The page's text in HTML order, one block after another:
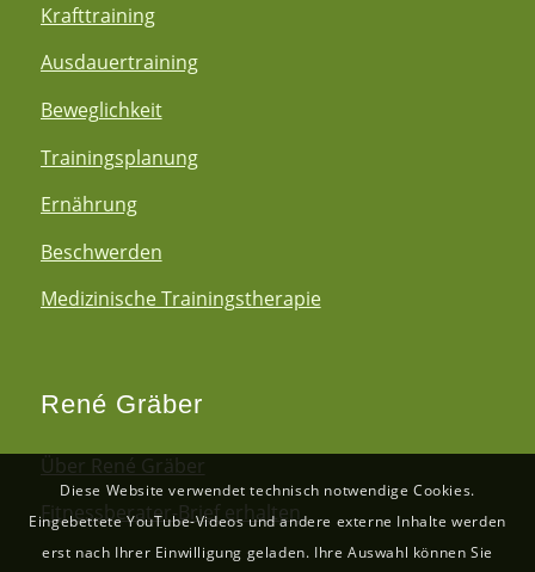
Krafttraining
Ausdauertraining
Beweglichkeit
Trainingsplanung
Ernährung
Beschwerden
Medizinische Trainingstherapie
René Gräber
Über René Gräber
Fitnessberater-Brief erhalten
Diese Website verwendet technisch notwendige Cookies.
Eingebettete YouTube-Videos und andere externe Inhalte werden
erst nach Ihrer Einwilligung geladen. Ihre Auswahl können Sie